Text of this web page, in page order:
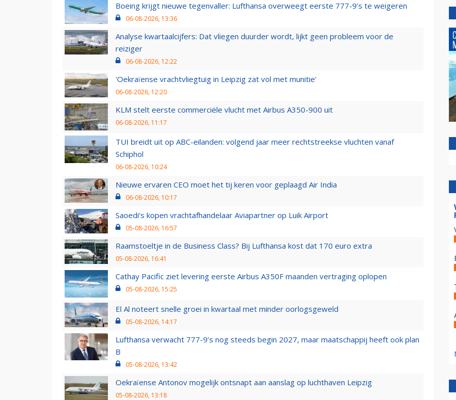
Boeing krijgt nieuwe tegenvaller: Lufthansa overweegt eerste 777-9’s te weigeren
06-08-2026, 13:36
Analyse kwartaalcijfers: Dat vliegen duurder wordt, lijkt geen probleem voor de
reiziger
06-08-2026, 12:22
'Oekraïense vrachtvliegtuig in Leipzig zat vol met munitie'
06-08-2026, 12:20
KLM stelt eerste commerciële vlucht met Airbus A350-900 uit
06-08-2026, 11:17
TUI breidt uit op ABC-eilanden: volgend jaar meer rechtstreekse vluchten vanaf
Schiphol
06-08-2026, 10:24
Nieuwe ervaren CEO moet het tij keren voor geplaagd Air India
06-08-2026, 10:17
Saoedi’s kopen vrachtafhandelaar Aviapartner op Luik Airport
05-08-2026, 16:57
Raamstoeltje in de Business Class? Bij Lufthansa kost dat 170 euro extra
05-08-2026, 16:41
Cathay Pacific ziet levering eerste Airbus A350F maanden vertraging oplopen
05-08-2026, 15:25
El Al noteert snelle groei in kwartaal met minder oorlogsgeweld
05-08-2026, 14:17
Lufthansa verwacht 777-9’s nog steeds begin 2027, maar maatschappij heeft ook plan
B
05-08-2026, 13:42
Oekraïense Antonov mogelijk ontsnapt aan aanslag op luchthaven Leipzig
05-08-2026, 13:18